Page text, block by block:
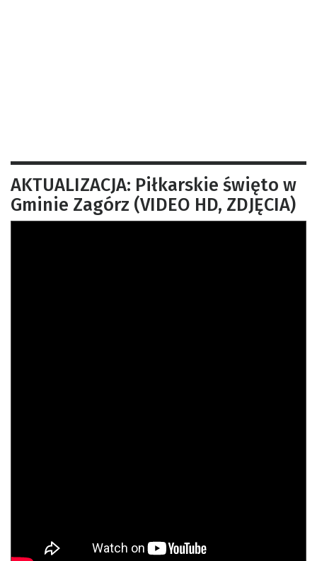
AKTUALIZACJA: Piłkarskie święto w
Gminie Zagórz (VIDEO HD, ZDJĘCIA)